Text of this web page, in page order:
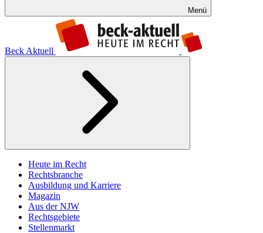
Menü
Beck Aktuell
Heute im Recht
Rechtsbranche
Ausbildung und Karriere
Magazin
Aus der NJW
Rechtsgebiete
Stellenmarkt